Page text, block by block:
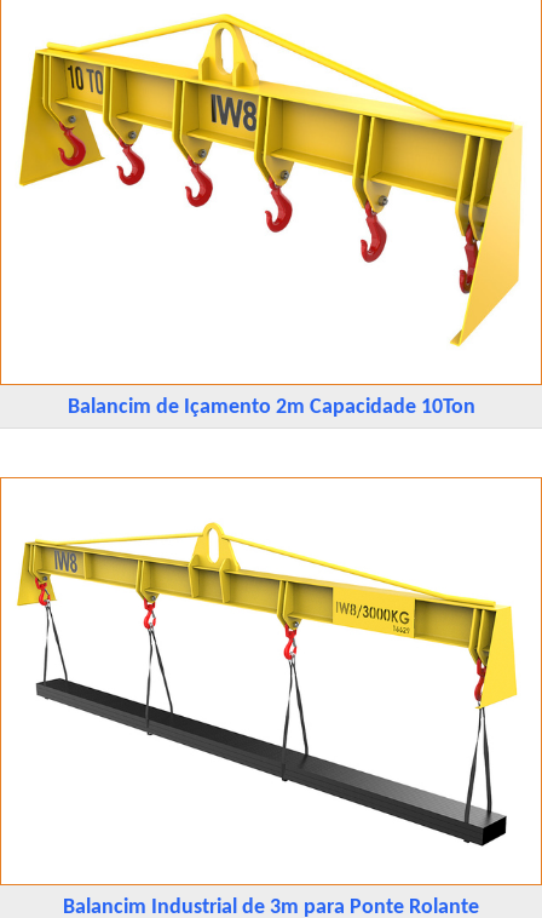
Balancim de Içamento 2m Capacidade 10Ton
Balancim Industrial de 3m para Ponte Rolante